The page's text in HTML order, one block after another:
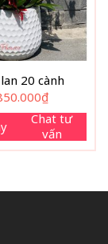
20 cành
₫
Chat tư
vấn